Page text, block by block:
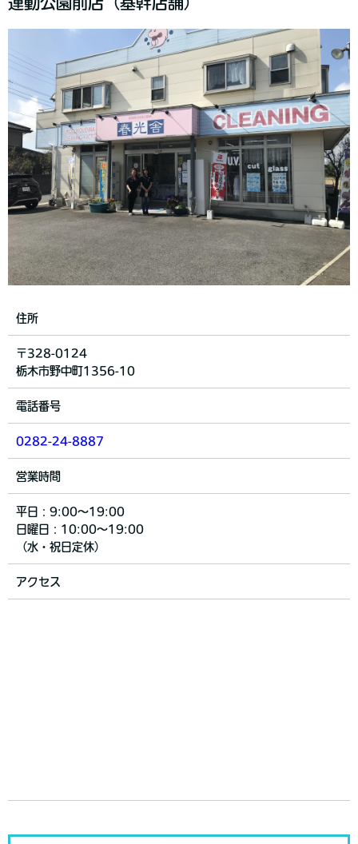
住所
〒328-0124
栃木市野中町1356-10
電話番号
0282-24-8887
営業時間
平日：9:00～19:00
日曜日：10:00～19:00
（水・祝日定休）
アクセス